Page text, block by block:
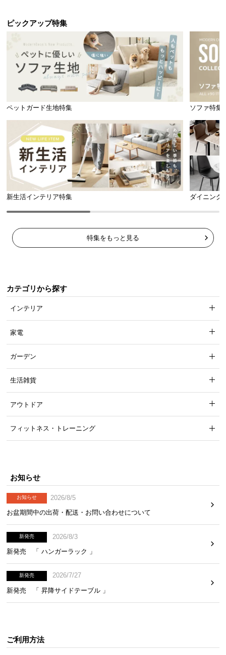
ピックアップ特集
ペットガード生地特集 ソファ特集
新生活インテリア特集 ダイニング
特集をもっと見る
カテゴリから探す
インテリア
家電
ガーデン
生活雑貨
アウトドア
フィットネス・トレーニング
お知らせ
お知らせ
2026/8/5
お盆期間中の出荷・配送・お問い合わせについて
新発売
2026/8/3
新発売 「 ハンガーラック 」
新発売
2026/7/27
新発売 「 昇降サイドテーブル 」
ご利用方法